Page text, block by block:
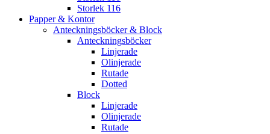
Storlek 116
Papper & Kontor
Anteckningsböcker & Block
Anteckningsböcker
Linjerade
Olinjerade
Rutade
Dotted
Block
Linjerade
Olinjerade
Rutade